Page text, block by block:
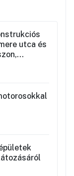
korlátozásáról